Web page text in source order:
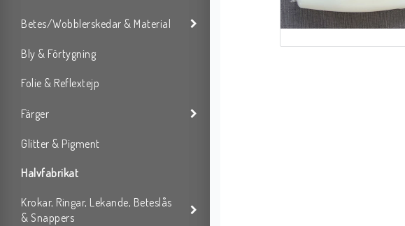
Betes/Wobblerskedar & Material
Bly & Förtygning
Folie & Reflextejp
Färger
Glitter & Pigment
Halvfabrikat
Krokar, Ringar, Lekande, Beteslås
& Snappers